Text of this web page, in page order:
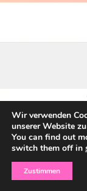
Neve
Wir verwenden
unserer Website
You can find out
switch them off in
Zustimmen